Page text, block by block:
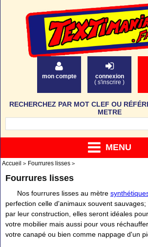
mon compte
connexion
( s'inscrire )
MENU
RECHERCHEZ PAR MOT CLEF OU
METRE
Accueil Fourrures lisses
Fourrures lisses
Nos fourrures lisses au mètre
perfection celle d'animaux souvent
par leur construction, elles seront idéales
votre mobilier mais aussi pour vous
votre canapé ou bien comme nappage d'un